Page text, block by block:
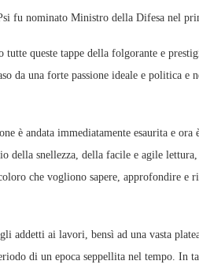
fu nominato Ministro della Difesa nel
queste tappe della folgorante e
da una forte passione ideale e politica
è andata immediatamente esaurita e ora
della snellezza, della facile e agile
che vogliono sapere, approfondire e
addetti ai lavori, bensì ad una vasta
di un epoca seppellita nel tempo. In